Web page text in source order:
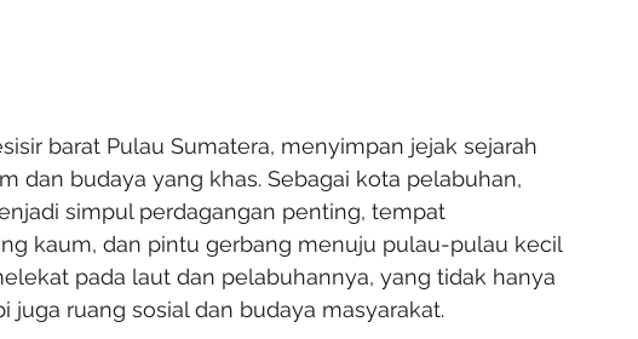
barat Pulau Sumatera, menyimpan jejak sejarah
dan budaya yang khas. Sebagai kota pelabuhan,
simpul perdagangan penting, tempat
kaum, dan pintu gerbang menuju pulau-pulau kecil
pada laut dan pelabuhannya, yang tidak hanya
ruang sosial dan budaya masyarakat.